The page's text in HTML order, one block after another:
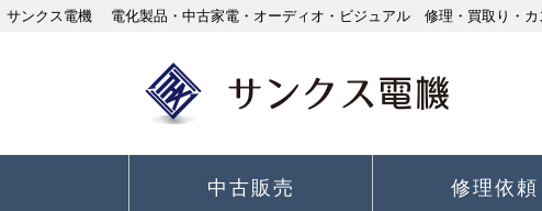
サンクス電機 電化製品・中古家電・オーディオ・ビジュアル 修理・買取り・
中古販売 修理依頼